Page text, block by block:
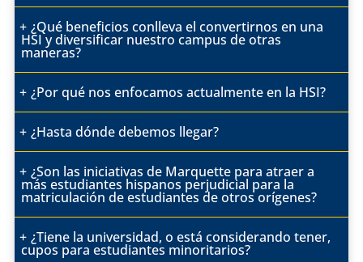
¿Qué beneficios conlleva el convertirnos en una
HSI y diversificar nuestro campus de otras
maneras?
¿Por qué nos enfocamos actualmente en la HSI?
¿Hasta dónde debemos llegar?
¿Son las iniciativas de Marquette para atraer a
más estudiantes hispanos perjudicial para la
matriculación de estudiantes de otros orígenes?
¿Tiene la universidad, o está considerando tener,
cupos para estudiantes minoritarios?